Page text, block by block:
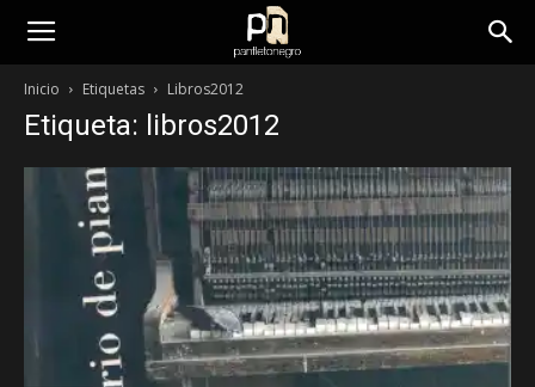
panfletonegro
Inicio Etiquetas Libros2012
Etiqueta: libros2012